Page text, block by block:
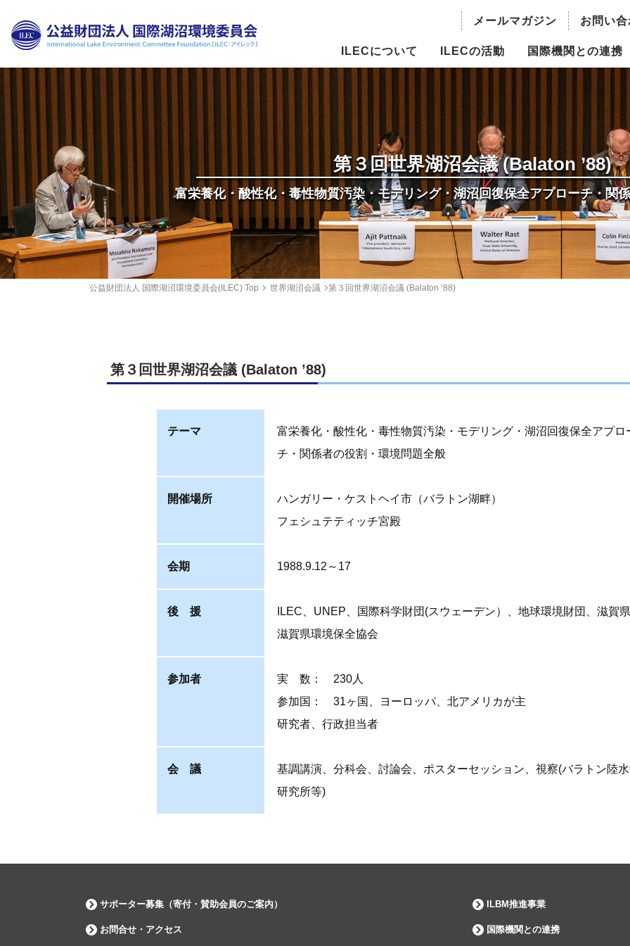
メールマガジン お問い
ILECについて
評議員・役員
組織概要
科学委員会
公開情報
ILECの活動
ILBM推進事業
国際越境水域評価プログラム
（TWAP）- 湖沼グループ
人材育成
世界湖沼会議
祝！「世界湖沼の日」制定
国際機関との連携
世界の水議論における湖
主流化
第３回世界湖沼会議 (Balaton ’88)
富栄養化・酸性化・毒性物質汚染・モデリング・湖沼回復保全アプローチ・関
公益財団法人 国際湖沼環境委員会(ILEC) Top 世界湖沼会議 第３回世界湖沼会議 (Balaton ’88)
第３回世界湖沼会議 (Balaton ’88)
テーマ
富栄養化・酸性化・毒性物質汚染・モデリング・湖沼回復保全アプロ
チ・関係者の役割・環境問題全般
開催場所
ハンガリー・ケストヘイ市（バラトン湖畔）
フェシュテティッチ宮殿
会期 1988.9.12～17
後 援
ILEC、UNEP、国際科学財団(スウェーデン）、地球環境財団、滋賀
滋賀県環境保全協会
参加者
実 数： 230人
参加国： 31ヶ国、ヨーロッパ、北アメリカが主
研究者、行政担当者
会 議
基調講演、分科会、討論会、ポスターセッション、視察(バラトン陸
研究所等)
ILBM推進事業
国際機関との連携
サポーター募集（寄付・賛助会員のご案内）
お問合せ・アクセス